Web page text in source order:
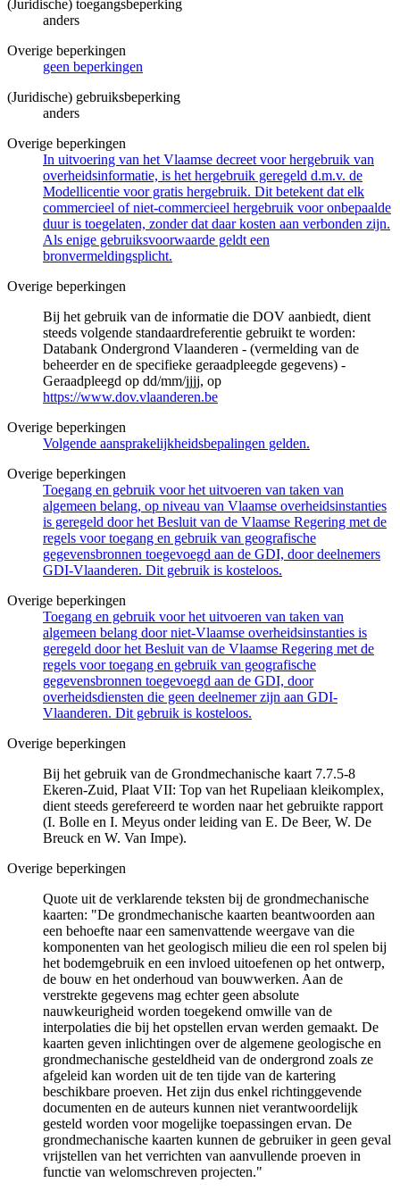
(Juridische) toegangsbeperking
anders
Overige beperkingen
geen beperkingen
(Juridische) gebruiksbeperking
anders
Overige beperkingen
In uitvoering van het Vlaamse decreet voor hergebruik van
overheidsinformatie, is het hergebruik geregeld d.m.v. de
Modellicentie voor gratis hergebruik. Dit betekent dat elk
commercieel of niet-commercieel hergebruik voor onbepaalde
duur is toegelaten, zonder dat daar kosten aan verbonden zijn.
Als enige gebruiksvoorwaarde geldt een
bronvermeldingsplicht.
Overige beperkingen
Bij het gebruik van de informatie die DOV aanbiedt, dient
steeds volgende standaardreferentie gebruikt te worden:
Databank Ondergrond Vlaanderen - (vermelding van de
beheerder en de specifieke geraadpleegde gegevens) -
Geraadpleegd op dd/mm/jjjj, op
https://www.dov.vlaanderen.be
Overige beperkingen
Volgende aansprakelijkheidsbepalingen gelden.
Overige beperkingen
Toegang en gebruik voor het uitvoeren van taken van
algemeen belang, op niveau van Vlaamse overheidsinstanties
is geregeld door het Besluit van de Vlaamse Regering met de
regels voor toegang en gebruik van geografische
gegevensbronnen toegevoegd aan de GDI, door deelnemers
GDI-Vlaanderen. Dit gebruik is kosteloos.
Overige beperkingen
Toegang en gebruik voor het uitvoeren van taken van
algemeen belang door niet-Vlaamse overheidsinstanties is
geregeld door het Besluit van de Vlaamse Regering met de
regels voor toegang en gebruik van geografische
gegevensbronnen toegevoegd aan de GDI, door
overheidsdiensten die geen deelnemer zijn aan GDI-
Vlaanderen. Dit gebruik is kosteloos.
Overige beperkingen
Bij het gebruik van de Grondmechanische kaart 7.7.5-8
Ekeren-Zuid, Plaat VII: Top van het Rupeliaan kleikomplex,
dient steeds gerefereerd te worden naar het gebruikte rapport
(I. Bolle en I. Meyus onder leiding van E. De Beer, W. De
Breuck en W. Van Impe).
Overige beperkingen
Quote uit de verklarende teksten bij de grondmechanische
kaarten: "De grondmechanische kaarten beantwoorden aan
een behoefte naar een samenvattende weergave van die
komponenten van het geologisch milieu die een rol spelen bij
het bodemgebruik en een invloed uitoefenen op het ontwerp,
de bouw en het onderhoud van bouwwerken. Aan de
verstrekte gegevens mag echter geen absolute
nauwkeurigheid worden toegekend omwille van de
interpolaties die bij het opstellen ervan werden gemaakt. De
kaarten geven inlichtingen over de algemene geologische en
grondmechanische gesteldheid van de ondergrond zoals ze
afgeleid kan worden uit de ten tijde van de kartering
beschikbare proeven. Het zijn dus enkel richtinggevende
documenten en de auteurs kunnen niet verantwoordelijk
gesteld worden voor mogelijke toepassingen ervan. De
grondmechanische kaarten kunnen de gebruiker in geen geval
vrijstellen van het verrichten van aanvullende proeven in
functie van welomschreven projecten."